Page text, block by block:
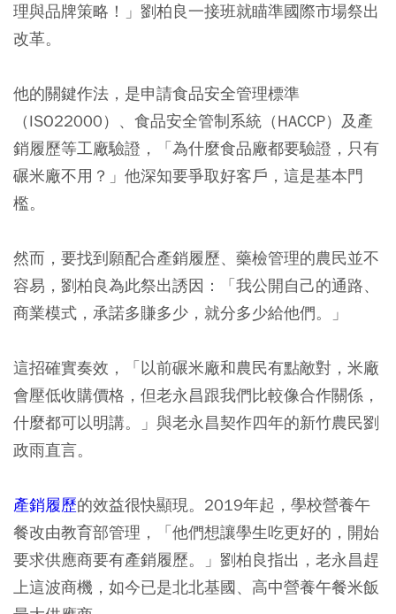
理與品牌策略！」劉柏良一接班就瞄準國際市場祭出
改革。
他的關鍵作法，是申請食品安全管理標準
（ISO22000）、食品安全管制系統（HACCP）及產
銷履歷等工廠驗證，「為什麼食品廠都要驗證，只有
碾米廠不用？」他深知要爭取好客戶，這是基本門
檻。
然而，要找到願配合產銷履歷、藥檢管理的農民並不
容易，劉柏良為此祭出誘因：「我公開自己的通路、
商業模式，承諾多賺多少，就分多少給他們。」
這招確實奏效，「以前碾米廠和農民有點敵對，米廠
會壓低收購價格，但老永昌跟我們比較像合作關係，
什麼都可以明講。」與老永昌契作四年的新竹農民劉
政雨直言。
產銷履歷的效益很快顯現。2019年起，學校營養午
餐改由教育部管理，「他們想讓學生吃更好的，開始
要求供應商要有產銷履歷。」劉柏良指出，老永昌趕
上這波商機，如今已是北北基國、高中營養午餐米飯